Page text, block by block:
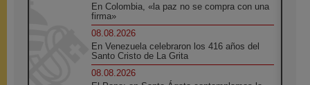
En Colombia, «la paz no se compra con una
firma»
08.08.2026
En Venezuela celebraron los 416 años del
Santo Cristo de La Grita
08.08.2026